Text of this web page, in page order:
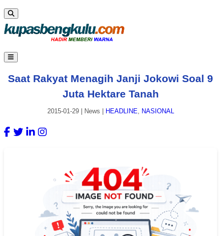
Saat Rakyat Menagih Janji Jokowi Soal 9
Juta Hektare Tanah
2015-01-29| News HEADLINE, NASIONAL